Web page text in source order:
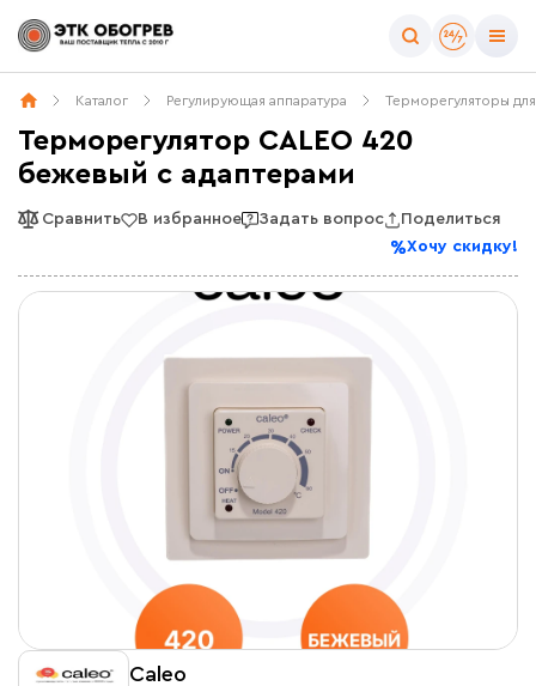
Каталог Регулирующая аппаратура Терморегуляторы
Терморегулятор CALEO 420
бежевый с адаптерами
Сравнить В избранное Задать вопрос
Поделиться
Хочу скидку!
Caleo